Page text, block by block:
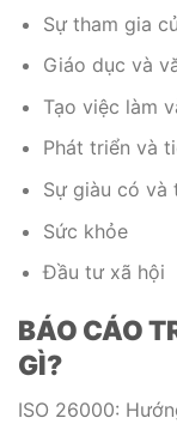
Sự tham gia
Giáo dục và
Tạo việc làm
Phát triển và
Sự giàu có và
Sức khỏe
Đầu tư xã hội
BÁO CÁO
GÌ?
ISO 26000: